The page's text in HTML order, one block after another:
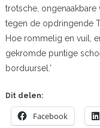
trotsche,
tegen de opdringende
Hoe rommelig en vuil,
gekromde puntige
borduursel.’
Dit delen:
Facebook